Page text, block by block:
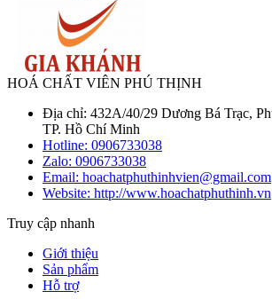
HOÁ CHẤT VIÊN PHÚ THỊNH
Địa chỉ: 432A/40/29 Dương Bá Trạc,
TP. Hồ Chí Minh
Hotline: 0906733038
Zalo: 0906733038
Email: hoachatphuthinhvien@gmail.com
Website: http://www.hoachatphuthinh.vn
Truy cập nhanh
Giới thiệu
Sản phẩm
Hỗ trợ